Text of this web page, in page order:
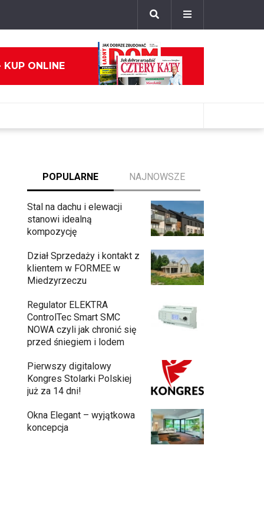
KUP ONLINE
POPULARNE NAJNOWSZE
Stal na dachu i elewacji
stanowi idealną
kompozycję
Dział Sprzedaży i kontakt z
klientem w FORMEE w
Miedzyrzeczu
Regulator ELEKTRA
ControlTec Smart SMC
NOWA czyli jak chronić się
przed śniegiem i lodem
Pierwszy digitalowy
Kongres Stolarki Polskiej
już za 14 dni!
Okna Elegant – wyjątkowa
koncepcja